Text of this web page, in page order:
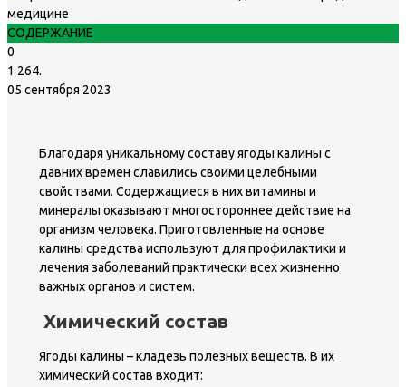
СОДЕРЖАНИЕ
0
1 264.
05 сентября 2023
Благодаря уникальному составу ягоды калины с
давних времен славились своими целебными
свойствами. Содержащиеся в них витамины и
минералы оказывают многостороннее действие на
организм человека. Приготовленные на основе
калины средства используют для профилактики и
лечения заболеваний практически всех жизненно
важных органов и систем.
Химический состав
Ягоды калины – кладезь полезных веществ. В их
химический состав входит: